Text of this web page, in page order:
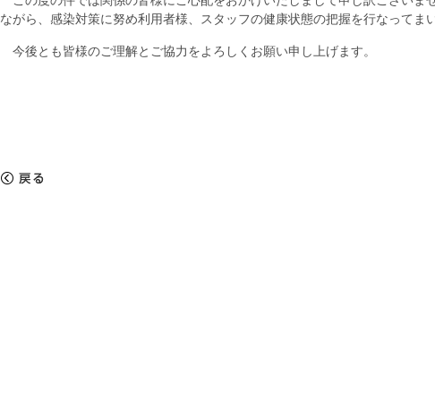
ながら、感染対策に努め利用者様、スタッフの健康状態の把握を行なってま
今後とも皆様のご理解とご協力をよろしくお願い申し上げます。